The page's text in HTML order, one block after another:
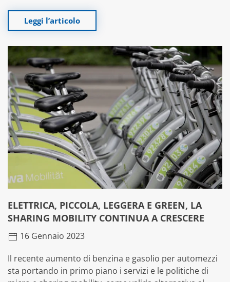
Leggi l’articolo
ELETTRICA, PICCOLA, LEGGERA E GREEN, LA
SHARING MOBILITY CONTINUA A CRESCERE
16 Gennaio 2023
Il recente aumento di benzina e gasolio per automezzi
sta portando in primo piano i servizi e le politiche di